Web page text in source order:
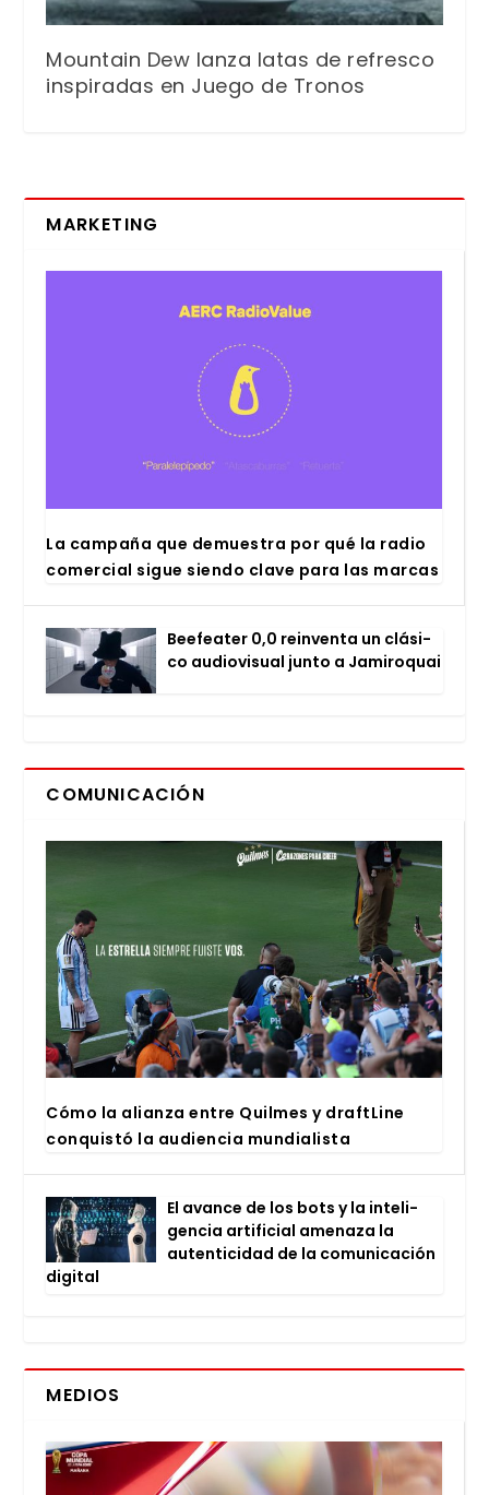
Mountain Dew lanza latas de refresco
inspiradas en Juego de Tronos
MARKETING
La cam­pa­ña que demues­tra por qué la radio
comer­cial sigue sien­do cla­ve para las mar­cas
Bee­fea­ter 0,0 rein­ven­ta un clá­si­
co audio­vi­sual jun­to a Jami­ro­quai
COMUNICACIÓN
Cómo la alian­za entre Quil­mes y draftLi­ne
con­quis­tó la audien­cia mun­dia­lis­ta
El avan­ce de los bots y la inte­li­
gen­cia arti­fi­cial ame­na­za la
auten­ti­ci­dad de la comu­ni­ca­ción
digi­tal
MEDIOS